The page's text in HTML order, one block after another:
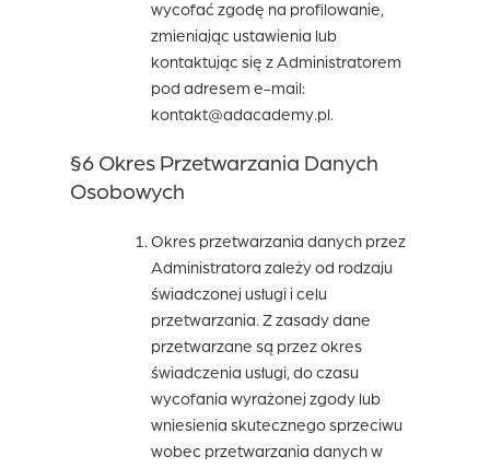
wycofać zgodę na profilowanie,
zmieniając ustawienia lub
kontaktując się z Administratorem
pod adresem e-mail:
kontakt@adacademy.pl.
§6 Okres Przetwarzania Danych
Osobowych
Okres przetwarzania danych przez
Administratora zależy od rodzaju
świadczonej usługi i celu
przetwarzania. Z zasady dane
przetwarzane są przez okres
świadczenia usługi, do czasu
wycofania wyrażonej zgody lub
wniesienia skutecznego sprzeciwu
wobec przetwarzania danych w